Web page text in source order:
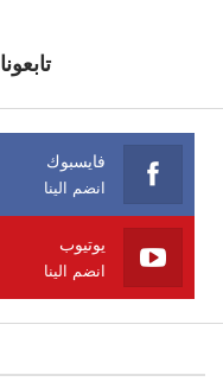
تابعونا
فايسبوك
انضم الينا
يوتيوب
انضم الينا